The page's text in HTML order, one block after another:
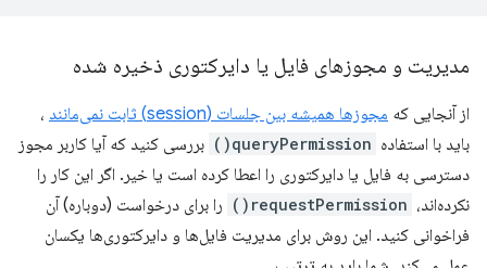
مدیریت و مجوزهای فایل یا دایرکتوری ذخیره شده
از آنجایی که مجوزها همیشه بین جلسات (session) ثابت نمی‌مانند
،
باید با استفاده queryPermission()
بررسی کنید که آیا کاربر مجوز
دسترسی به فایل یا دایرکتوری را اعطا کرده است یا خیر. اگر این کار را
نکرده‌اند، requestPermission()
را برای درخواست (دوباره) آن
فراخوانی کنید. این روش برای مدیریت فایل‌ها و دایرکتوری‌ها یکسان